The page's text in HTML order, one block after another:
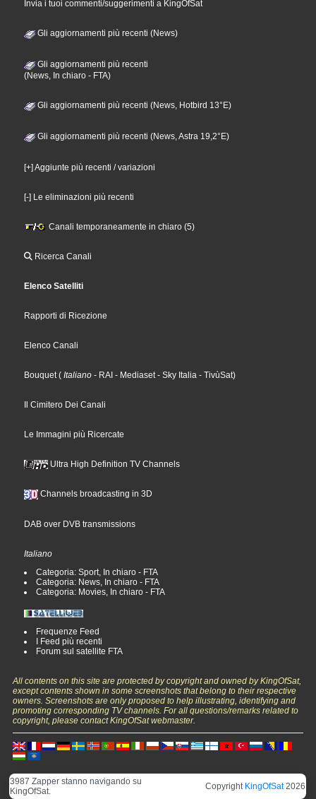
Invia i tuoi commenti/suggerimenti a KingOfSat
Gli aggiornamenti più recenti (News)
Gli aggiornamenti più recenti
(News, In chiaro - FTA)
Gli aggiornamenti più recenti (News, Hotbird 13°E)
Gli aggiornamenti più recenti (News, Astra 19,2°E)
[+] Aggiunte più recenti / variazioni
[-] Le eliminazioni più recenti
Canali temporaneamente in chiaro (5)
Ricerca Canali
Elenco Satelliti
Rapporti di Ricezione
Elenco Canali
Bouquet ( Italiano - RAI - Mediaset - Sky Italia - TivùSat)
Il Cimitero Dei Canali
Le Immagini più Ricercate
Ultra High Definition TV Channels
Channels broadcasting in 3D
DAB over DVB transmissions
Italiano
Categoria: Sport, In chiaro - FTA
Categoria: News, In chiaro - FTA
Categoria: Movies, In chiaro - FTA
Frequenze Feed
I Feed più recenti
Forum sul satellite FTA
All contents on this site are protected by copyright and owned by KingOfSat,
except contents shown in some screenshots that belong to their respective
owners. Screenshots are only proposed to help illustrating, identifying and
promoting corresponding TV channels. For all questions/remarks related to
copyright, please contact KingOfSat webmaster.
3987 Zapper stanno navigando su
KingOfSat.
Copyright KingOfSat2026